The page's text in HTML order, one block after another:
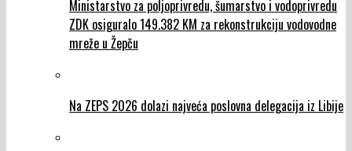
Ministarstvo za poljoprivredu, šumarstvo i vodoprivredu
ZDK osiguralo 149.382 KM za rekonstrukciju vodovodne
mreže u Žepču
Na ZEPS 2026 dolazi najveća poslovna delegacija iz Libije